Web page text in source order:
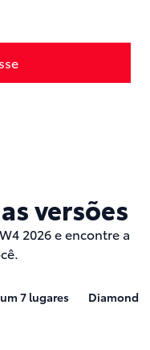
versões
2026 e encontre a
7 lugares Diamond